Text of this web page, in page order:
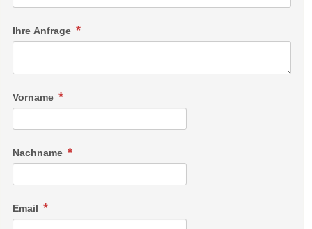
Ihre Anfrage
Vorname
Nachname
Email